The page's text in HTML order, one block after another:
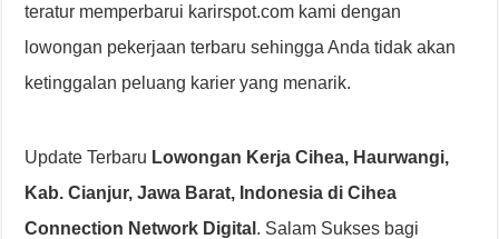
teratur memperbarui karirspot.com kami dengan
lowongan pekerjaan terbaru sehingga Anda tidak akan
ketinggalan peluang karier yang menarik.
Update Terbaru Lowongan Kerja Cihea, Haurwangi,
Kab. Cianjur, Jawa Barat, Indonesia di Cihea
Connection Network Digital . Salam Sukses bagi